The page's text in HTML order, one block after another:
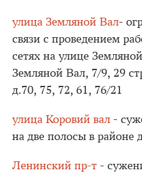
улица Земляной Вал-
связи с проведением
сетях на улице
Земляной Вал, 7/9, 29
д.70, 75, 72, 61, 76/21
улица Коровий вал -
на две полосы в районе
Ленинский пр-т -